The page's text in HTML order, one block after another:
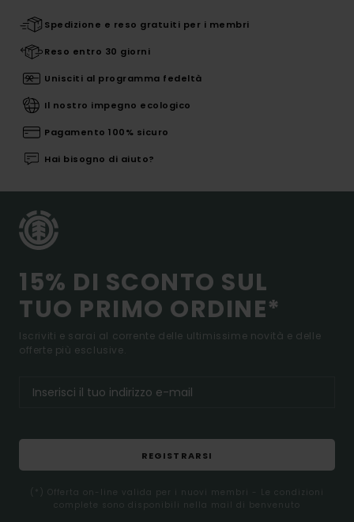
Spedizione e reso gratuiti per i membri
Reso entro 30 giorni
Unisciti al programma fedeltà
Il nostro impegno ecologico
Pagamento 100% sicuro
Hai bisogno di aiuto?
15% DI SCONTO SUL
TUO PRIMO ORDINE*
Iscriviti e sarai al corrente delle ultimissime novità e delle
offerte più esclusive.
REGISTRARSI
(*) Offerta on-line valida per i nuovi membri - Le condizioni
complete sono disponibili nella mail di benvenuto